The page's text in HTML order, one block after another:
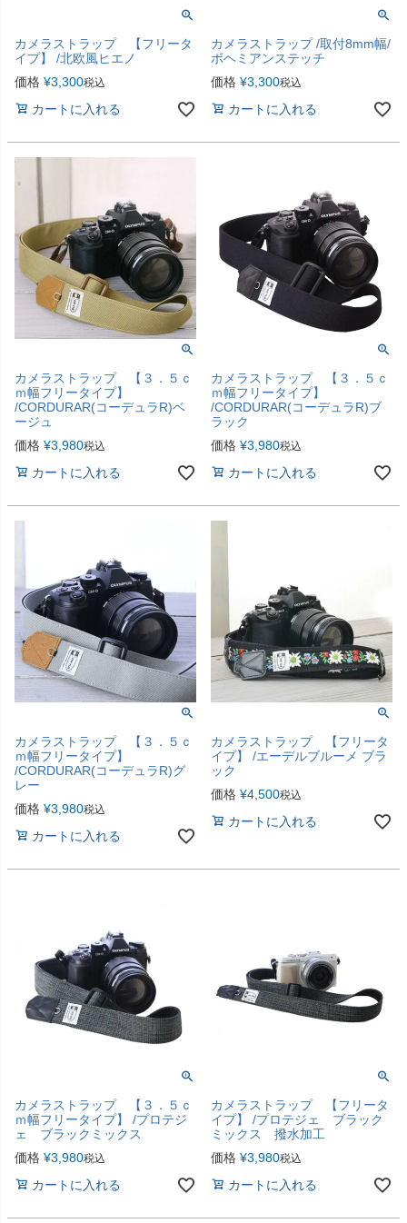
カメラストラップ 【フリータ
イプ】 /北欧風ヒエノ
価格 ¥3,300税込
カートに入れる
カメラストラップ /取付8mm幅/
ボヘミアンステッチ
価格 ¥3,300税込
カートに入れる
カメラストラップ 【３．５ｃ
ｍ幅フリータイプ】
/CORDURAR(コーデュラR)ベ
ージュ
価格 ¥3,980税込
カートに入れる
カメラストラップ 【３．５ｃ
ｍ幅フリータイプ】
/CORDURAR(コーデュラR)ブ
ラック
価格 ¥3,980税込
カートに入れる
カメラストラップ 【３．５ｃ
ｍ幅フリータイプ】
/CORDURAR(コーデュラR)グ
レー
価格 ¥3,980税込
カートに入れる
カメラストラップ 【フリータ
イプ】 /エーデルブルーメ ブラ
ック
価格 ¥4,500税込
カートに入れる
カメラストラップ 【３．５ｃ
ｍ幅フリータイプ】 /プロテジ
ェ ブラックミックス
価格 ¥3,980税込
カートに入れる
カメラストラップ 【フリータ
イプ】 /プロテジェ ブラック
ミックス 撥水加工
価格 ¥3,980税込
カートに入れる